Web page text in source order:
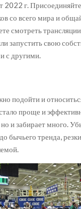
2022 г.
со всего мира и
смотреть
запустить свою
с другими.
подойти и
проще и
и забирает много.
бычьего тренда,